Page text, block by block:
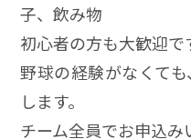
子、飲み物
初心者の方も大歓迎で
野球の経験がなくて
します。
チーム全員でお申込み